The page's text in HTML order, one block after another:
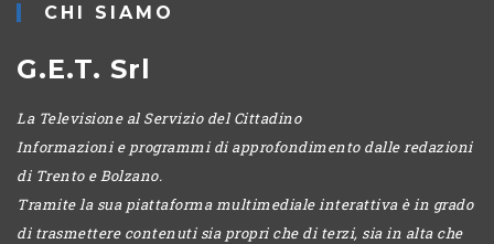
CHI SIAMO
G.E.T. Srl
La Televisione al Servizio del Cittadino
Informazioni e programmi di approfondimento dalle redazioni
di Trento e Bolzano.
Tramite la sua piattaforma multimediale interattiva è in grado
di trasmettere contenuti sia propri che di terzi, sia in alta che